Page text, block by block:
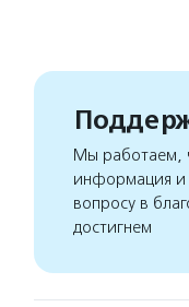
Мы работаем,
информация и
вопросу в
достигнем